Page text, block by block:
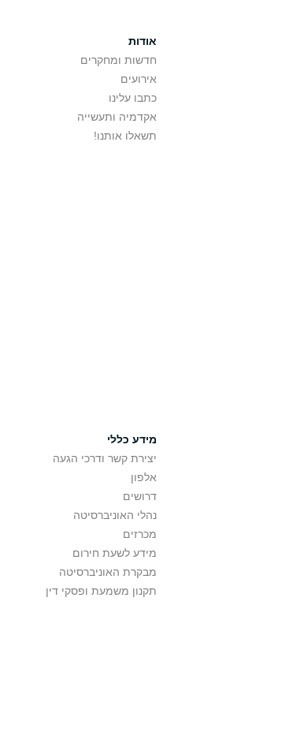
אודות
חדשות ומחקרים
אירועים
כתבו עלינו
אקדמיה ותעשייה
תשאלו אותנו!
מידע כללי
יצירת קשר ודרכי הגעה
אלפון
דרושים
נהלי האוניברסיטה
מכרזים
מידע לשעת חירום
מבקרת האוניברסיטה
תקנון משמעת ופסקי דין